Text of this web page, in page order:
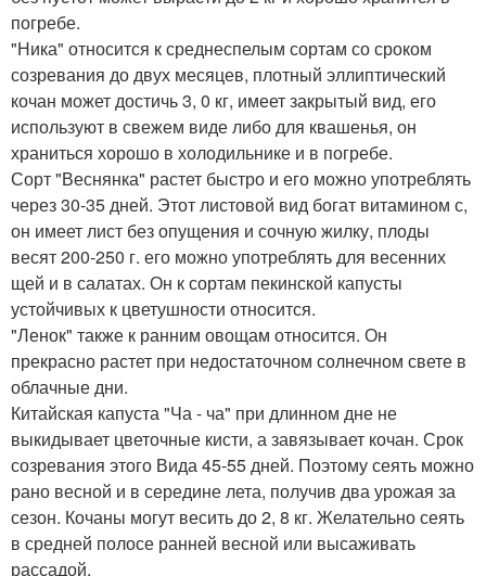
погребе.
"Ника" относится к среднеспелым сортам со сроком
созревания до двух месяцев, плотный эллиптический
кочан может достичь 3, 0 кг, имеет закрытый вид, его
используют в свежем виде либо для квашенья, он
храниться хорошо в холодильнике и в погребе.
Сорт "Веснянка" растет быстро и его можно употреблять
через 30-35 дней. Этот листовой вид богат витамином с,
он имеет лист без опущения и сочную жилку, плоды
весят 200-250 г. его можно употреблять для весенних
щей и в салатах. Он к сортам пекинской капусты
устойчивых к цветушности относится.
"Ленок" также к ранним овощам относится. Он
прекрасно растет при недостаточном солнечном свете в
облачные дни.
Китайская капуста "Ча - ча" при длинном дне не
выкидывает цветочные кисти, а завязывает кочан. Срок
созревания этого Вида 45-55 дней. Поэтому сеять можно
рано весной и в середине лета, получив два урожая за
сезон. Кочаны могут весить до 2, 8 кг. Желательно сеять
в средней полосе ранней весной или высаживать
рассадой.